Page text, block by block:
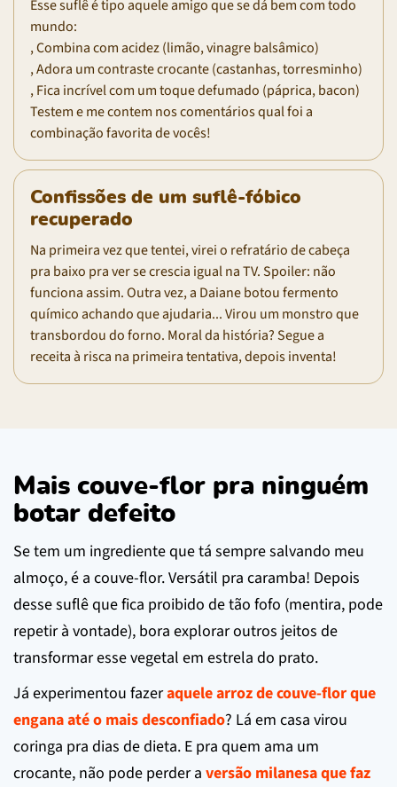
Esse suflê é tipo aquele amigo que se dá bem com todo
mundo:
, Combina com acidez (limão, vinagre balsâmico)
, Adora um contraste crocante (castanhas, torresminho)
, Fica incrível com um toque defumado (páprica, bacon)
Testem e me contem nos comentários qual foi a
combinação favorita de vocês!
Confissões de um suflê-fóbico
recuperado
Na primeira vez que tentei, virei o refratário de cabeça
pra baixo pra ver se crescia igual na TV. Spoiler: não
funciona assim. Outra vez, a Daiane botou fermento
químico achando que ajudaria... Virou um monstro que
transbordou do forno. Moral da história? Segue a
receita à risca na primeira tentativa, depois inventa!
Mais couve-flor pra ninguém
botar defeito
Se tem um ingrediente que tá sempre salvando meu
almoço, é a couve-flor. Versátil pra caramba! Depois
desse suflê que fica proibido de tão fofo (mentira, pode
repetir à vontade), bora explorar outros jeitos de
transformar esse vegetal em estrela do prato.
Já experimentou fazeraquele arroz de couve-flor que
engana até o mais desconfiado? Lá em casa virou
coringa pra dias de dieta. E pra quem ama um
crocante, não pode perder a versão milanesa que faz